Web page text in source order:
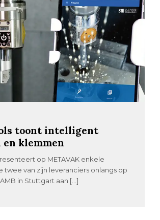
toont intelligent
klemmen
op METAVAK enkele
twee van zijn leveranciers onlangs op
in Stuttgart aan […]